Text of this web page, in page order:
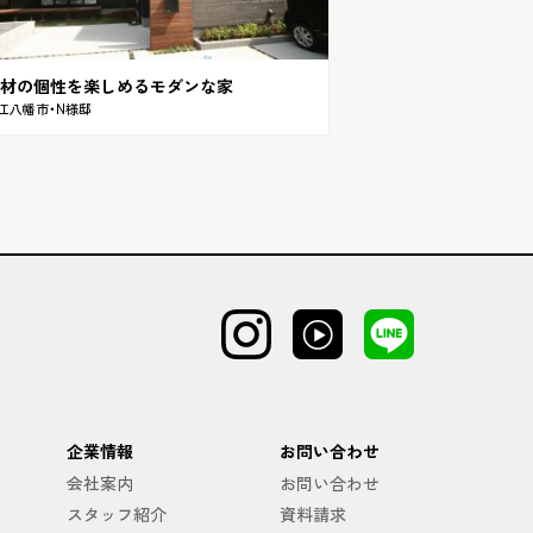
の個性を楽しめるモダンな家
八幡市・N様邸
企業情報
会社案内
スタッフ紹介
お問い合わせ
お問い合わせ
資料請求